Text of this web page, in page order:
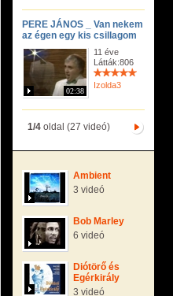
PERE JÁNOS _ Van nekem
az égen egy kis csillagom
02:38
11 éve
Látták:806
Izolda3
1/4oldal (27 videó)
Ambient
3 videó
Bob Marley
6 videó
Diótörő és
Egérkirály
3 videó